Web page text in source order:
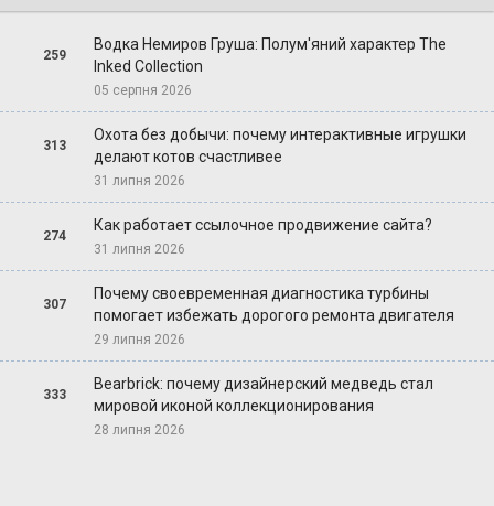
259
Водка Немиров Груша: Полум'яний характер The
Inked Collection
05 серпня 2026
313
Охота без добычи: почему интерактивные игрушки
делают котов счастливее
31 липня 2026
274
Как работает ссылочное продвижение сайта?
31 липня 2026
307
Почему своевременная диагностика турбины
помогает избежать дорогого ремонта двигателя
29 липня 2026
333
Bearbrick: почему дизайнерский медведь стал
мировой иконой коллекционирования
28 липня 2026